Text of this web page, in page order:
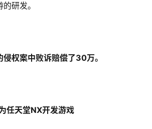
研发。
权案中败诉赔偿了30万。
任天堂NX开发游戏